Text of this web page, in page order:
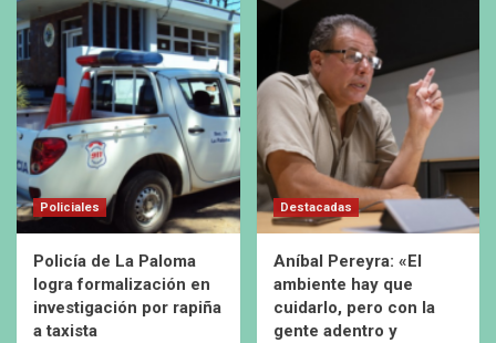
Policiales
Policía de La Paloma
logra formalización en
investigación por rapiña
a taxista
Destacadas
Aníbal Pereyra: «El
ambiente hay que
cuidarlo, pero con la
gente adentro y